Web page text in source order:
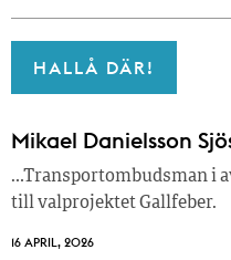
HALLÅ DÄR!
Mikael Danielsson
…Transportombudsman i
till valprojektet Gallfeber.
16 APRIL, 2026